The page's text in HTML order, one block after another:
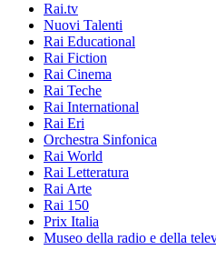
Rai.tv
Nuovi Talenti
Rai Educational
Rai Fiction
Rai Cinema
Rai Teche
Rai International
Rai Eri
Orchestra Sinfonica
Rai World
Rai Letteratura
Rai Arte
Rai 150
Prix Italia
Museo della radio e della